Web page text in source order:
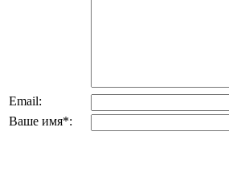
Email:
Ваше имя*: